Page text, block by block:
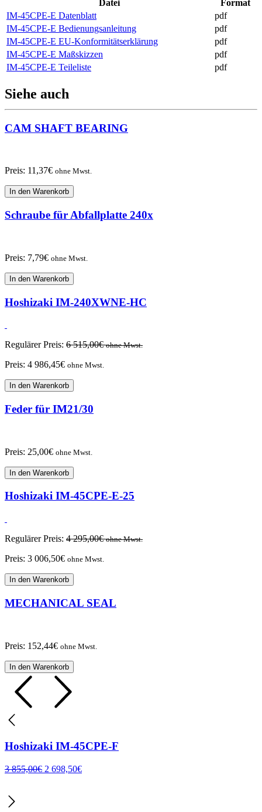
Datei
Format
IM-45CPE-E Datenblatt
pdf
IM-45CPE-E Bedienungsanleitung
pdf
IM-45CPE-E EU-Konformitätserklärung
pdf
IM-45CPE-E Maßskizzen
pdf
IM-45CPE-E Teileliste
pdf
Siehe auch
CAM SHAFT BEARING
Preis: 11,37€ ohne Mwst.
In den Warenkorb
Schraube für Abfallplatte 240x
Preis: 7,79€ ohne Mwst.
In den Warenkorb
Hoshizaki IM-240XWNE-HC
Regulärer Preis: 6 515,00€ ohne Mwst.
Preis: 4 986,45€ ohne Mwst.
In den Warenkorb
Feder für IM21/30
Preis: 25,00€ ohne Mwst.
In den Warenkorb
Hoshizaki IM-45CPE-E-25
Regulärer Preis: 4 295,00€ ohne Mwst.
Preis: 3 006,50€ ohne Mwst.
In den Warenkorb
MECHANICAL SEAL
Preis: 152,44€ ohne Mwst.
In den Warenkorb
Hoshizaki IM-45CPE-F
3 855,00€ 2 698,50€